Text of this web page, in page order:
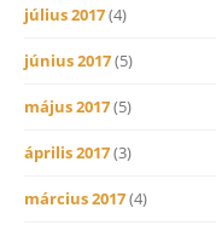
július 2017(4)
június 2017(5)
május 2017(5)
április 2017(3)
március 2017(4)